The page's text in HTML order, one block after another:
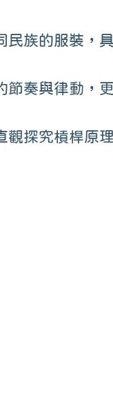
族的服裝，
奏與律動，
探究槓桿原